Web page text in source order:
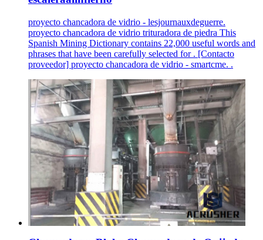
proyecto chancadora de vidrio - lesjournauxdeguerre.
proyecto chancadora de vidrio trituradora de piedra This
Spanish Mining Dictionary contains 22,000 useful words and
phrases that have been carefully selected for . [Contacto
proveedor] proyecto chancadora de vidrio - smartcme. .